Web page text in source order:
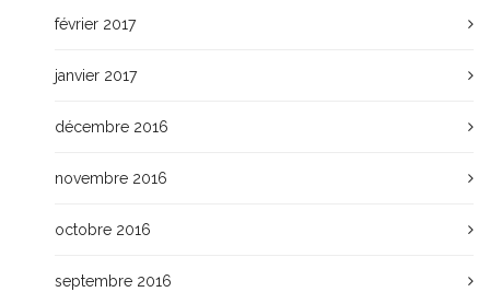
février 2017
janvier 2017
décembre 2016
novembre 2016
octobre 2016
septembre 2016